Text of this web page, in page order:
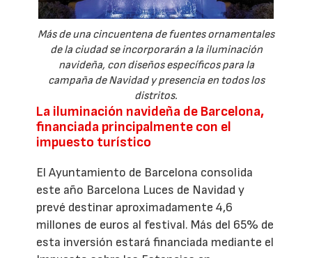
Más de una cincuentena de fuentes ornamentales
de la ciudad se incorporarán a la iluminación
navideña, con diseños específicos para la
campaña de Navidad y presencia en todos los
distritos.
La iluminación navideña de Barcelona,
financiada principalmente con el
impuesto turístico
El Ayuntamiento de Barcelona consolida
este año Barcelona Luces de Navidad y
prevé destinar aproximadamente 4,6
millones de euros al festival. Más del 65% de
esta inversión estará financiada mediante el